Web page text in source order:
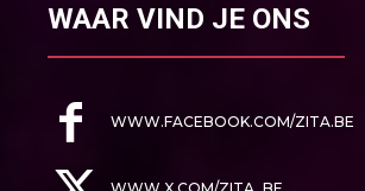
WAAR VIND JE ONS
WWW.FACEBOOK.COM/ZITA.BE